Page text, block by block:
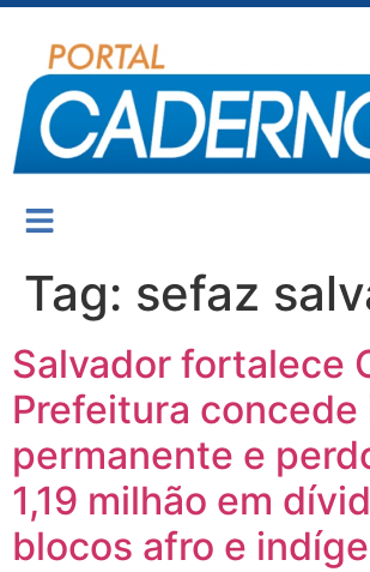
Tag: sefaz
Salvador fortalece
Prefeitura concede
permanente e
1,19 milhão em
blocos afro e